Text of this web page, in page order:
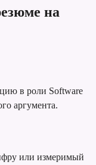
на
в роли Software
аргумента.
или измеримый